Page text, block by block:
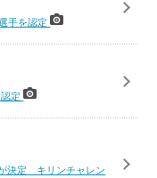
手を認定
認定
決定 キリンチャレン